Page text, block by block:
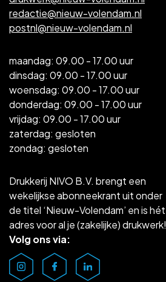
Drukkerij NIVO B.V. brengt een
wekelijkse abonneekrant uit onder
de titel ‘Nieuw-Volendam’ en is hét
adres voor al je (zakelijke) drukwerk!
Volg ons via:
redactie@nieuw-volendam.nl
postnl@nieuw-volendam.nl
maandag: 09.00 - 17.00 uur
dinsdag: 09.00 - 17.00 uur
woensdag: 09.00 - 17.00 uur
donderdag: 09.00 - 17.00 uur
vrijdag: 09.00 - 17.00 uur
zaterdag: gesloten
zondag: gesloten